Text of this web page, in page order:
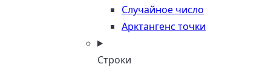
Случайное число
Арктангенс точки
Строки